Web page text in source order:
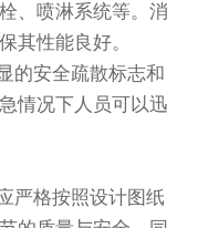
、喷淋系统等。消
其性能良好。
安全疏散标志和
情况下人员可以迅
格按照设计图纸